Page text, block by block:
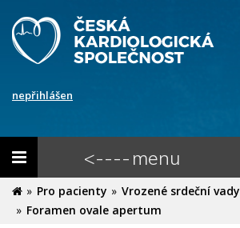
nepřihlášen
Toggle
<---- menu
Pro pacienty
Vrozené srdeční vady
Foramen ovale apertum